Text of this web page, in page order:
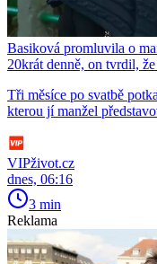
Basiková promluvila o
20krát denně, on tvrdil,
Tři měsíce po svatbě
kterou jí manžel
VIPživot.cz
dnes, 06:16
3 min
Reklama